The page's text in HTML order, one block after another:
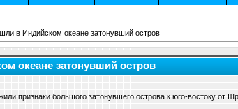
в Индийском океане затонувший остров
океане затонувший остров
признаки большого затонувшего острова к юго-востоку от